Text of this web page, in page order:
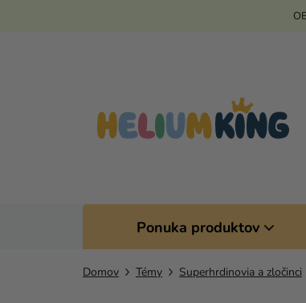
Ponuka produktov
Domov Témy Superhrdinovia a zločinci